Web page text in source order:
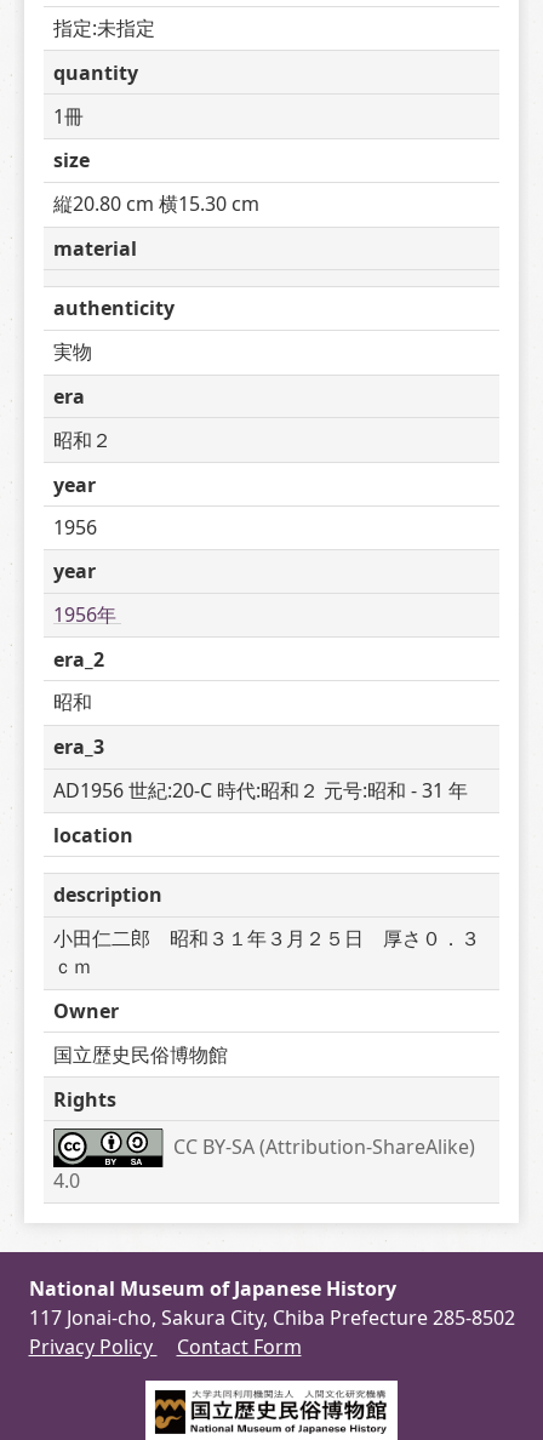
指定:未指定
quantity
1冊
size
縦20.80 cm 横15.30 cm
material
authenticity
実物
era
昭和２
year
1956
year
1956年
era_2
昭和
era_3
AD1956 世紀:20-C 時代:昭和２ 元号:昭和 - 31 年
location
description
小田仁二郎　昭和３１年３月２５日　厚さ０．３
ｃｍ
Owner
国立歴史民俗博物館
Rights
CC BY-SA (Attribution-ShareAlike)
4.0
National Museum of Japanese History
117 Jonai-cho, Sakura City, Chiba Prefecture 285-8502
Privacy Policy
Contact Form